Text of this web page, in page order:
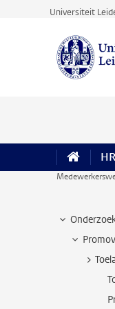
Ga direct naar de
Universiteit
HR